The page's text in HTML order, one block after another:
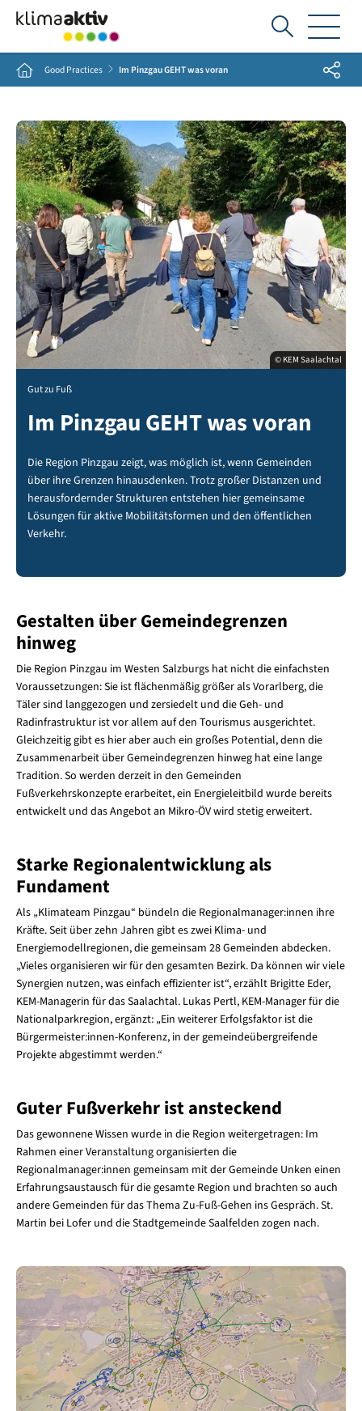
Ich
suche...
Home Good Practices Im Pinzgau GEHT was voran Share
© KEM Saalachtal
Gut zu Fuß
Im Pinzgau GEHT was voran
Die Region Pinzgau zeigt, was möglich ist, wenn Gemeinden
über ihre Grenzen hinausdenken. Trotz großer Distanzen und
herausfordernder Strukturen entstehen hier gemeinsame
Lösungen für aktive Mobilitätsformen und den öffentlichen
Verkehr.
Gestalten über Gemeindegrenzen
hinweg
Die Region Pinzgau im Westen Salzburgs hat nicht die einfachsten
Voraussetzungen: Sie ist flächenmäßig größer als Vorarlberg, die
Täler sind langgezogen und zersiedelt und die Geh- und
Radinfrastruktur ist vor allem auf den Tourismus ausgerichtet.
Gleichzeitig gibt es hier aber auch ein großes Potential, denn die
Zusammenarbeit über Gemeindegrenzen hinweg hat eine lange
Tradition. So werden derzeit in den Gemeinden
Fußverkehrskonzepte erarbeitet, ein Energieleitbild wurde bereits
entwickelt und das Angebot an Mikro-ÖV wird stetig erweitert.
Starke Regionalentwicklung als
Fundament
Als „Klimateam Pinzgau“ bündeln die Regionalmanager:innen ihre
Kräfte. Seit über zehn Jahren gibt es zwei Klima- und
Energiemodellregionen, die gemeinsam 28 Gemeinden abdecken.
„Vieles organisieren wir für den gesamten Bezirk. Da können wir viele
Synergien nutzen, was einfach effizienter ist“, erzählt Brigitte Eder,
KEM-Managerin für das Saalachtal. Lukas Pertl, KEM-Manager für die
Nationalparkregion, ergänzt: „Ein weiterer Erfolgsfaktor ist die
Bürgermeister:innen-Konferenz, in der gemeindeübergreifende
Projekte abgestimmt werden.“
Guter Fußverkehr ist ansteckend
Das gewonnene Wissen wurde in die Region weitergetragen: Im
Rahmen einer Veranstaltung organisierten die
Regionalmanager:innen gemeinsam mit der Gemeinde Unken einen
Erfahrungsaustausch für die gesamte Region und brachten so auch
andere Gemeinden für das Thema Zu-Fuß-Gehen ins Gespräch. St.
Martin bei Lofer und die Stadtgemeinde Saalfelden zogen nach.